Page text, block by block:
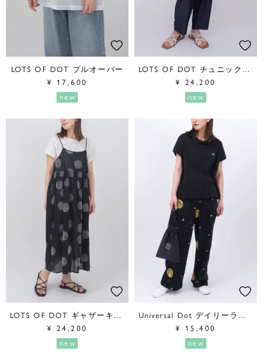
LOTS OF DOT プルオーバー
¥ 17,600
new
LOTS OF DOT チュニックワンピース
¥ 24,200
new
LOTS OF DOT ギャザーキャミワンピース
¥ 24,200
new
Universal Dot デイリーライトセット
¥ 15,400
new